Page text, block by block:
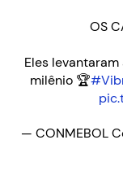
OS
Eles levantaram
milênio 🏆
— CONMEBOL